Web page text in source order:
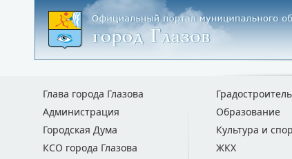
Глава города Глазова
Администрация
Городская Дума
КСО города Глазова
Образование
Культура и
ЖКХ